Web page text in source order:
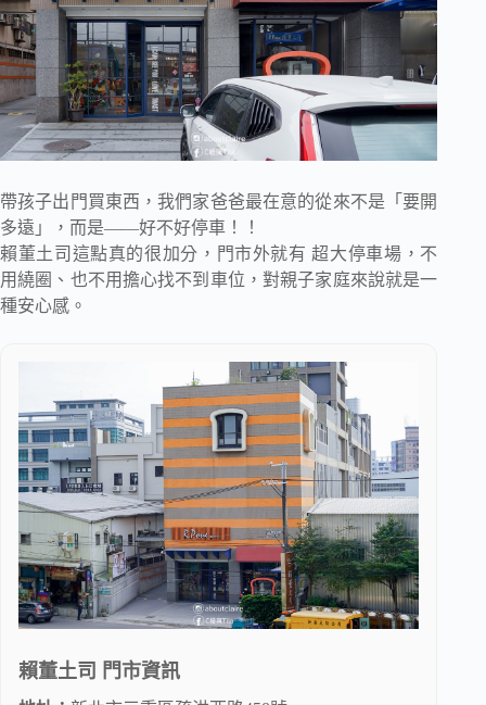
帶孩子出門買東西，我們家爸爸最在意的從來不是「要開
多遠」，而是——好不好停車！！
賴董土司這點真的很加分，門市外就有 超大停車場，不
用繞圈、也不用擔心找不到車位，對親子家庭來說就是一
種安心感。
賴董土司 門市資訊